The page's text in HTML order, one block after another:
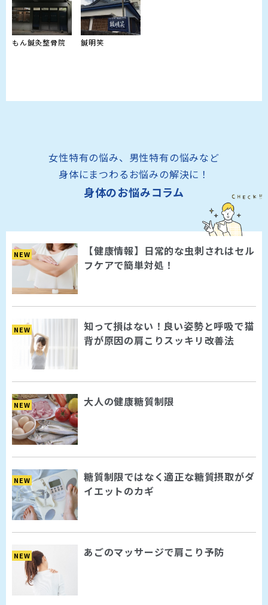
もん鍼灸整骨院 鍼明笑
女性特有の悩み、男性特有の悩みなど
身体にまつわるお悩みの解決に！
身体のお悩みコラム
NEW
【健康情報】日常的な虫刺されはセル
フケアで簡単対処！
NEW
知って損はない！良い姿勢と呼吸で猫
背が原因の肩こりスッキリ改善法
NEW 大人の健康糖質制限
NEW
糖質制限ではなく適正な糖質摂取がダ
イエットのカギ
NEW あごのマッサージで肩こり予防